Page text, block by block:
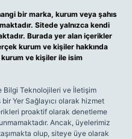
bir marka, kurum veya şahıs
Sitede yalnızca kendi
Burada yer alan içerikler
kurum ve kişiler hakkında
kurum ve kişiler ile isim
Bilgi Teknolojileri ve İletişim
Yer Sağlayıcı olarak hizmet
proaktif olarak denetleme
Ancak, üyelerimiz
olup, siteye üye olarak